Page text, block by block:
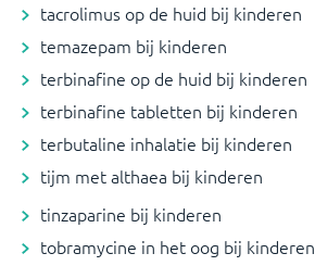
tacrolimus op de huid bij kinderen
temazepam bij kinderen
terbinafine op de huid bij kinderen
terbinafine tabletten bij kinderen
terbutaline inhalatie bij kinderen
tijm met althaea bij kinderen
tinzaparine bij kinderen
tobramycine in het oog bij kinderen